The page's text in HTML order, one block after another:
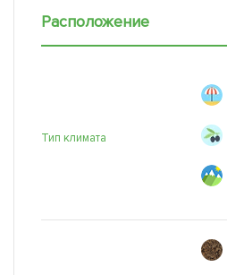
Расположение
Тип климата